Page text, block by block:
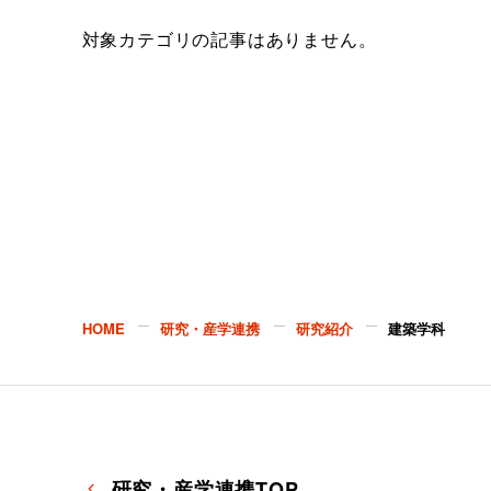
対象カテゴリの記事はありません。
HOME 研究・産学連携 研究紹介 建築学科